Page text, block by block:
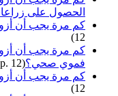
الحصول على
كم مرة يجب أن
12)
كم مرة يجب أن
فموي صحي؟(p. 12)
كم مرة يجب أن
12)